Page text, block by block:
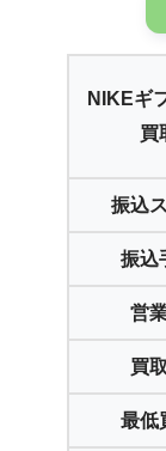
NIKEギ
買
振込
振込
営
買
最低